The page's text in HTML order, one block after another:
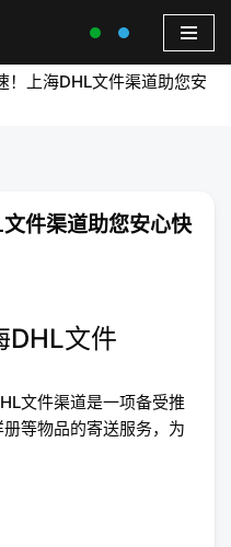
！上海DHL文件渠道助您安
件渠道助您安心快
DHL文件
文件渠道是一项备受推
等物品的寄送服务，为